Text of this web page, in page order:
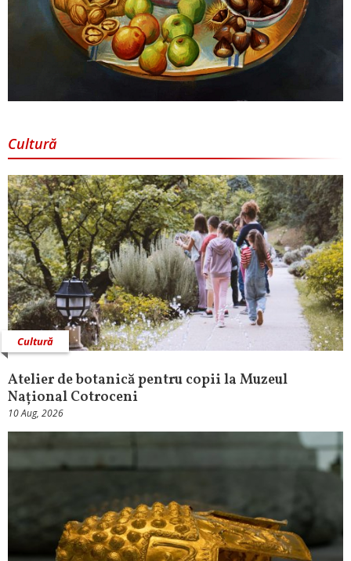
Cultură
Cultură
Atelier de botanică pentru copii la Muzeul
Național Cotroceni
10 Aug, 2026